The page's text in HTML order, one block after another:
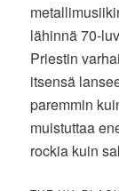
lähinnä 70-
Priestin
itsensä
paremmin
muistuttaa
rockia kuin